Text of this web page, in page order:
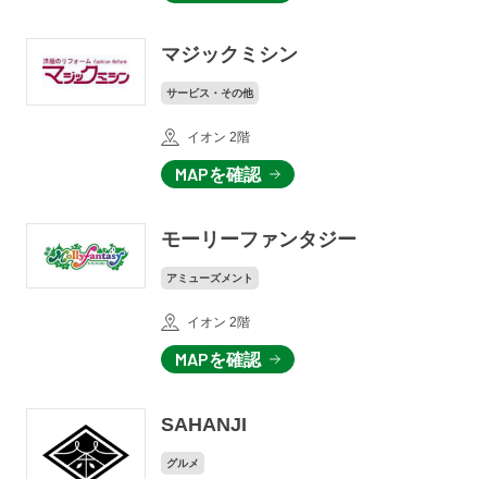
マジックミシン
サービス・その他
イオン 2階
MAPを確認
モーリーファンタジー
アミューズメント
イオン 2階
MAPを確認
SAHANJI
グルメ